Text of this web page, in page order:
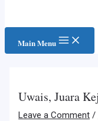
Main Menu
Uwais, Juara
Leave a Comment /